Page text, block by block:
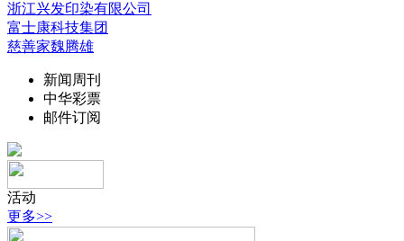
浙江兴发印染有限公司
富士康科技集团
慈善家魏腾雄
新闻周刊
中华彩票
邮件订阅
活动
更多>>